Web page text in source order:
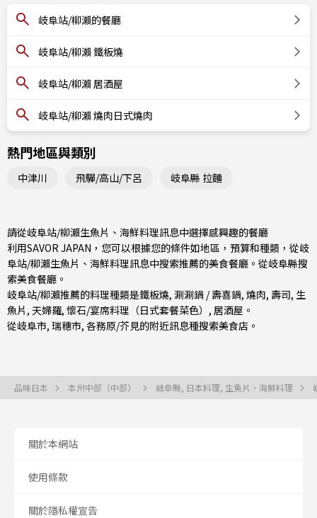
岐阜站/柳瀨的餐廳
岐阜站/柳瀨 鐵板燒
岐阜站/柳瀨 居酒屋
岐阜站/柳瀨 燒肉日式燒肉
熱門地區與類別
中津川 飛驒/高山/下呂 岐阜縣 拉麵
請從岐阜站/柳瀨生魚片、海鮮料理訊息中選擇感興趣的餐廳
利用SAVOR JAPAN，您可以根據您的條件如地區，預算和種類，從岐
阜站/柳瀨生魚片、海鮮料理訊息中搜索推薦的美食餐廳。從岐阜縣搜
索美食餐廳。
岐阜站/柳瀨推薦的料理種類是鐵板燒, 涮涮鍋 / 壽喜鍋, 燒肉, 壽司, 生
魚片 , 天婦羅, 懷石/宴席料理（日式套餐菜色） , 居酒屋 。
從岐阜市, 瑞穗市, 各務原/芥見的附近訊息種搜索美食店。
品味日本 本州中部（中部） 岐阜縣, 日本料理, 生魚片、海鮮料理
關於本網站
使用條款
關於隱私權宣告